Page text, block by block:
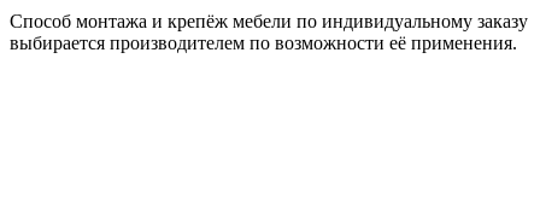
Способ монтажа и крепёж мебели по индивидуальному заказу
выбирается производителем по возможности её применения.